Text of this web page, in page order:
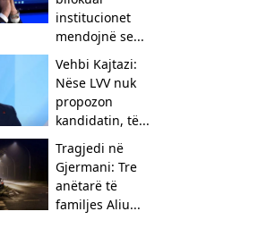
institucionet
mendojnë se...
Vehbi Kajtazi:
Nëse LVV nuk
propozon
kandidatin, të...
Tragjedi në
Gjermani: Tre
anëtarë të
familjes Aliu...